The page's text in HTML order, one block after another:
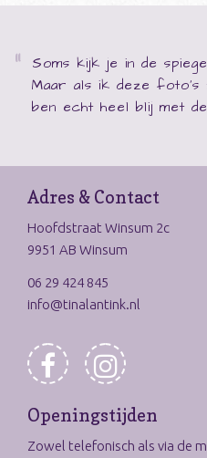
Soms kijk je in de
Maar als ik deze foto's
ben echt heel blij met
Adres & Contact
Hoofdstraat Winsum 2c
9951 AB Winsum
06 29 424 845
info@tinalantink.nl
Openingstijden
Zowel telefonisch als via de